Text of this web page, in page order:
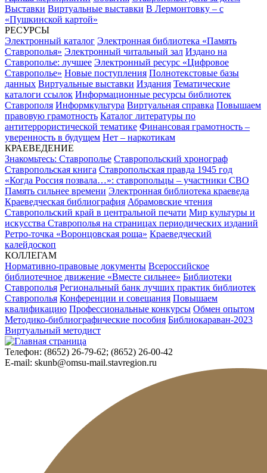
Выставки Виртуальные выставки В Лермонтовку – с
«Пушкинской картой»
РЕСУРСЫ
Электронный каталог Электронная библиотека «Память
Ставрополья» Электронный читальный зал Издано на
Ставрополье: лучшее Электронный ресурс «Цифровое
Ставрополье» Новые поступления Полнотекстовые базы
данных Виртуальные выставки Издания Тематические
каталоги ссылок Информационные ресурсы библиотек
Ставрополя Информкультура Виртуальная справка Повышаем
правовую грамотность Каталог литературы по
антитеррористической тематике Финансовая грамотность –
уверенность в будущем Нет – наркотикам
КРАЕВЕДЕНИЕ
Знакомьтесь: Ставрополье Ставропольский хронограф
Ставропольская книга Ставропольская правда 1945 год
«Когда Россия позвала…»: ставропольцы – участники СВО
Память сильнее времени Электронная библиотека краеведа
Краеведческая библиография Абрамовские чтения
Ставропольский край в центральной печати Мир культуры и
искусства Ставрополья на страницах периодических изданий
Ретро-точка «Воронцовская роща» Краеведческий
калейдоскоп
КОЛЛЕГАМ
Нормативно-правовые документы Всероссийское
библиотечное движение «Вместе сильнее» Библиотеки
Ставрополья Региональный банк лучших практик библиотек
Ставрополья Конференции и совещания Повышаем
квалификацию Профессиональные конкурсы Обмен опытом
Методико-библиографические пособия Библиокараван-2023
Виртуальный методист
Телефон: (8652) 26-79-62; (8652) 26-00-42
E-mail: skunb@omsu-mail.stavregion.ru